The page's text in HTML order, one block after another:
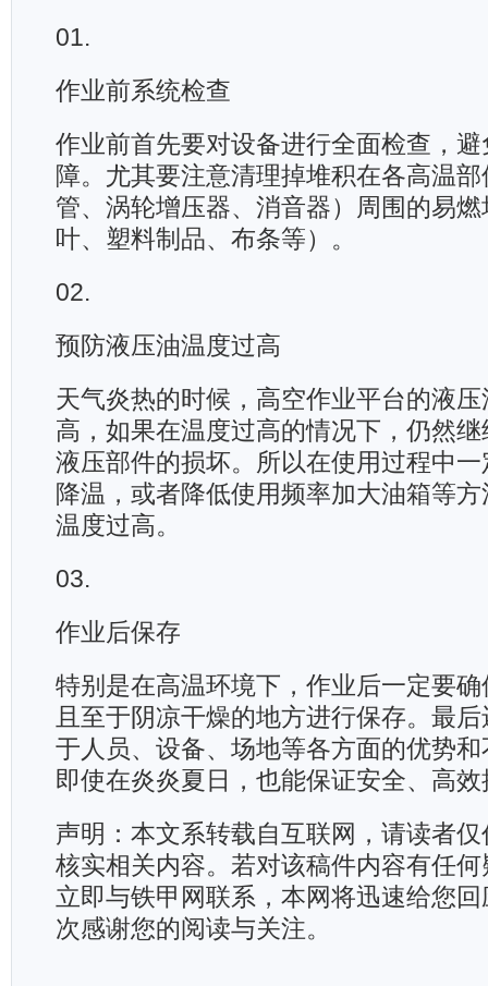
01.
作业前系统检查
作业前首先要对设备进行全面检查，
障。尤其要注意清理掉堆积在各高温
管、涡轮增压器、消音器）周围的易
叶、塑料制品、布条等）。
02.
预防液压油温度过高
天气炎热的时候，高空作业平台的液
高，如果在温度过高的情况下，仍然
液压部件的损坏。所以在使用过程中
降温，或者降低使用频率加大油箱等
温度过高。
03.
作业后保存
特别是在高温环境下，作业后一定要
且至于阴凉干燥的地方进行保存。最
于人员、设备、场地等各方面的优势
即使在炎炎夏日，也能保证安全、高
声明：本文系转载自互联网，请读者
核实相关内容。若对该稿件内容有任
立即与铁甲网联系，本网将迅速给您
次感谢您的阅读与关注。